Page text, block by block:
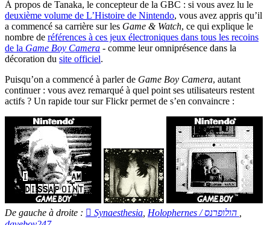
À propos de Tanaka, le concepteur de la GBC : si vous avez lu le
deuxième volume de L’Histoire de Nintendo, vous avez appris qu’il
a commencé sa carrière sur les Game & Watch, ce qui explique le
nombre de références à ces jeux électroniques dans tous les recoins
de la Game Boy Camera - comme leur omniprésence dans la
décoration du site officiel.
Puisqu’on a commencé à parler de Game Boy Camera, autant
continuer : vous avez remarqué à quel point ses utilisateurs restent
actifs ? Un rapide tour sur Flickr permet de s’en convaincre :
De gauche à droite :  Synaesthesia